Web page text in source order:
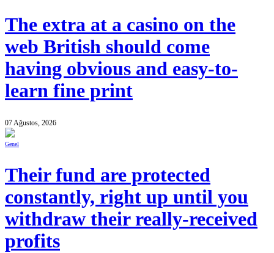
The extra at a casino on the
web British should come
having obvious and easy-to-
learn fine print
07 Ağustos, 2026
Genel
Their fund are protected
constantly, right up until you
withdraw their really-received
profits